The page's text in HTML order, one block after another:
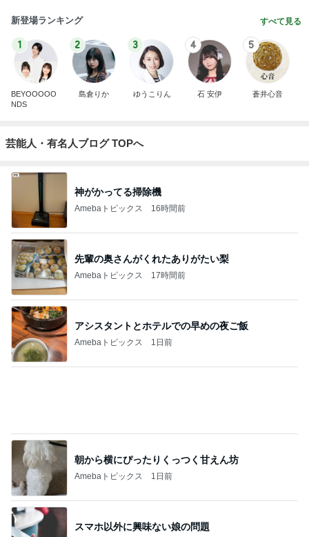
新登場ランキング すべて見る
1
BEYOOOOO
NDS
2
島倉りか
3
ゆうこりん
4
石 安伊
5
蒼井心音
芸能人・有名人ブログ TOPへ
神がかってる掃除機
Amebaトピックス 16時間前
先輩の奥さんがくれたありがたい梨
Amebaトピックス 17時間前
アシスタントとホテルでの早めの夜ご飯
Amebaトピックス 1日前
スマホ以外に興味ない娘の問題
Amebaトピックス 1日前